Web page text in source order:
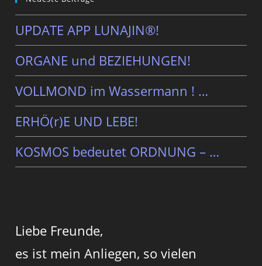
UPDATE APP LUNAJIN®!
ORGANE und BEZIEHUNGEN!
VOLLMOND im Wassermann ! …
ERHÖ(r)E UND LEBE!
KOSMOS bedeutet ORDNUNG – …
Liebe Freunde,
es ist mein Anliegen, so vielen